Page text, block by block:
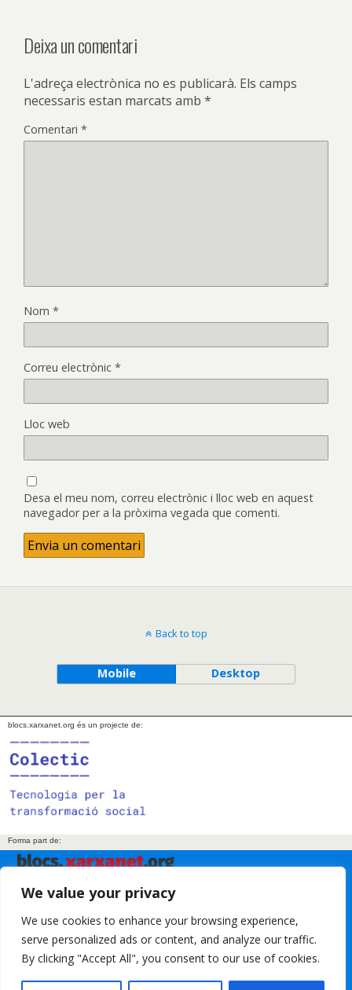
We value your privacy
We use cookies to enhance your browsing experience,
serve personalized ads or content, and analyze our traffic.
By clicking "Accept All", you consent to our use of cookies.
Deixa un comentari
L'adreça electrònica no es publicarà. Els camps
necessaris estan marcats amb *
Comentari *
Nom *
Correu electrònic *
Lloc web
Desa el meu nom, correu electrònic i lloc web en aquest
navegador per a la pròxima vegada que comenti.
Back to top
Mobile Desktop
blocs.xarxanet.org és un projecte de:
Forma part de:
Amb el suport de: